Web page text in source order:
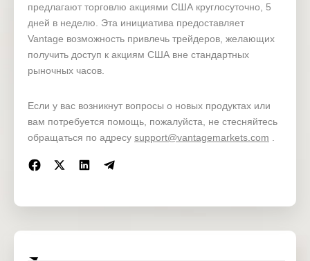
TSM.24H
Taiwan Semiconductor-
SP ADR-24Hours
PLTR.24H
Palantir Technologies
META.24H
Meta Platforms Inc-
24Hours
CLSK.24H
Riot Blockchain-
предлагают торговлю акциями США круглосуточно, 5
дней в неделю. Эта инициатива предоставляет
Vantage возможность привлечь трейдеров, желающих
получить доступ к акциям США вне стандартных
рыночных часов.
Если у вас возникнут вопросы о новых продуктах или
вам потребуется помощь, пожалуйста, не стесняйтесь
обращаться по адресу support@vantagemarkets.com